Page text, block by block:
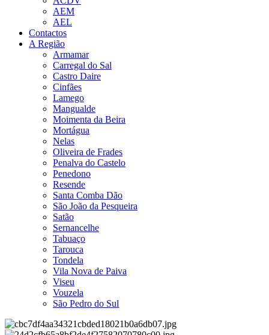
AEM
AEL
Contactos
A Região
Armamar
Carregal do Sal
Castro Daire
Cinfães
Lamego
Mangualde
Moimenta da Beira
Mortágua
Nelas
Oliveira de Frades
Penalva do Castelo
Penedono
Resende
Santa Comba Dão
São João da Pesqueira
Satão
Sernancelhe
Tabuaço
Tarouca
Tondela
Vila Nova de Paiva
Viseu
Vouzela
São Pedro do Sul